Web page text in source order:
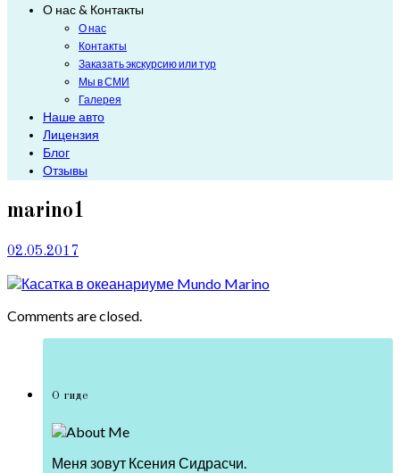
О нас & Контакты
О нас
Контакты
Заказать экскурсию или тур
Мы в СМИ
Галерея
Наше авто
Лицензия
Блог
Отзывы
marino1
02.05.2017
Comments are closed.
О гиде
Меня зовут Ксения Сидрасчи.